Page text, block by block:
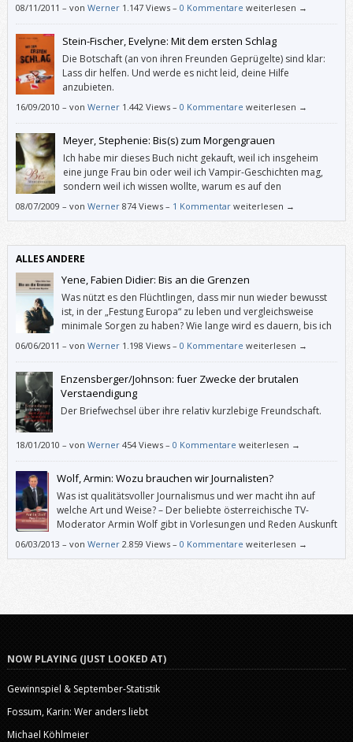
08/11/2011 – von Werner 1.147 Views – 0 Kommentare weiterlesen →
Stein-Fischer, Evelyne: Mit dem ersten Schlag
Die Botschaft (an von ihren Freunden Geprügelte) sind klar:
Lass dir helfen. Und werde es nicht leid, deine Hilfe
anzubieten.
16/09/2010 – von Werner 1.442 Views – 0 Kommentare weiterlesen →
Meyer, Stephenie: Bis(s) zum Morgengrauen
Ich habe mir dieses Buch nicht gekauft, weil ich insgeheim
eine junge Frau bin oder weil ich Vampir-Geschichten mag,
sondern weil ich wissen wollte, warum es auf den
Bestsellerlisten ganz oben steht. Und ich habe es mit
08/07/2009 – von Werner 874 Views – 1 Kommentar weiterlesen →
ALLES ANDERE
Yene, Fabien Didier: Bis an die Grenzen
Was nützt es den Flüchtlingen, dass mir nun wieder bewusst
ist, in der „Festung Europa“ zu leben und vergleichsweise
minimale Sorgen zu haben? Wie lange wird es dauern, bis ich
das wieder verdrängt habe?
06/06/2011 – von Werner 1.198 Views – 0 Kommentare weiterlesen →
Enzensberger/Johnson: fuer Zwecke der brutalen
Verstaendigung
Der Briefwechsel über ihre relativ kurzlebige Freundschaft.
18/01/2010 – von Werner 454 Views – 0 Kommentare weiterlesen →
Wolf, Armin: Wozu brauchen wir Journalisten?
Was ist qualitätsvoller Journalismus und wer macht ihn auf
welche Art und Weise? – Der beliebte österreichische TV-
Moderator Armin Wolf gibt in Vorlesungen und Reden Auskunft
über E-, U- und K-Journalismus und über unsere Medienwelt.
06/03/2013 – von Werner 2.859 Views – 0 Kommentare weiterlesen →
NOW PLAYING (JUST LOOKED AT)
Gewinnspiel & September-Statistik
Fossum, Karin: Wer anders liebt
Michael Köhlmeier